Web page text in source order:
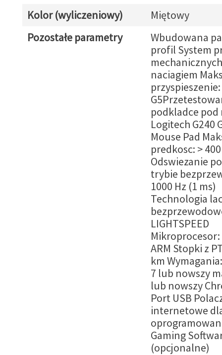
Kolor (wyliczeniowy)
Miętowy
Pozostałe parametry
Wbudowana
profil System
naciagiem
przyspieszenie:
podkladce pod
Logitech G240
Mouse Pad
predkosc: >
Odswiezanie
trybie
1000 Hz (1 ms)
Technologia
LIGHTSPEED
ARM Stopki z
km
7 lub nowszy
lub nowszy
Port USB
internetowe
Gaming
(opcjonalne)